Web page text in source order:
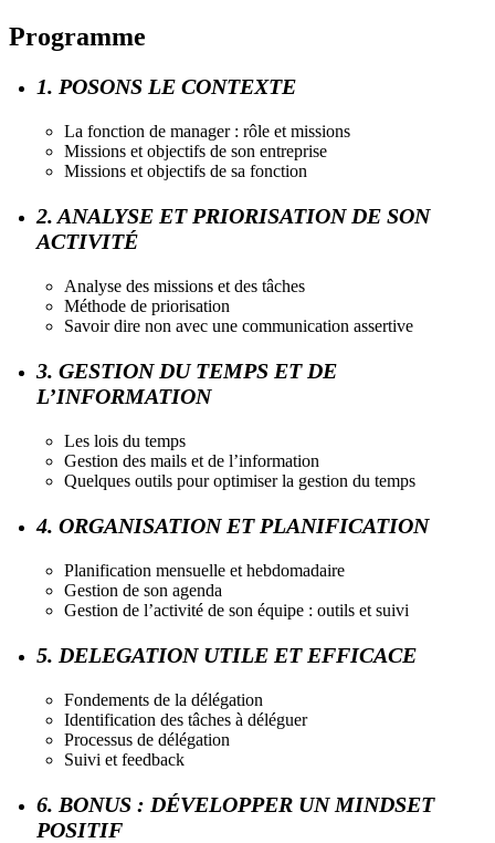
Programme
1. POSONS LE CONTEXTE
La fonction de manager : rôle et missions
Missions et objectifs de son entreprise
Missions et objectifs de sa fonction
2. ANALYSE ET PRIORISATION DE SON
ACTIVITÉ
Analyse des missions et des tâches
Méthode de priorisation
Savoir dire non avec une communication assertive
3. GESTION DU TEMPS ET DE
L’INFORMATION
Les lois du temps
Gestion des mails et de l’information
Quelques outils pour optimiser la gestion du temps
4. ORGANISATION ET PLANIFICATION
Planification mensuelle et hebdomadaire
Gestion de son agenda
Gestion de l’activité de son équipe : outils et suivi
5. DELEGATION UTILE ET EFFICACE
Fondements de la délégation
Identification des tâches à déléguer
Processus de délégation
Suivi et feedback
6. BONUS : DÉVELOPPER UN MINDSET
POSITIF